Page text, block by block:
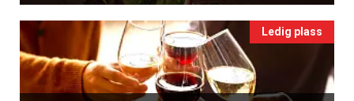
Ledig plass